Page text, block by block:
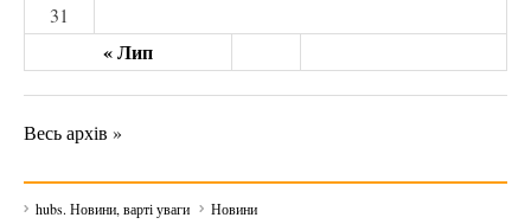
« Лип
31
Весь архів »
hubs. Новини, варті уваги
Новини